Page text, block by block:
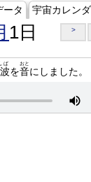
ータ 宇宙カレン
1日 >
ぱ
を音
おと
にしました。